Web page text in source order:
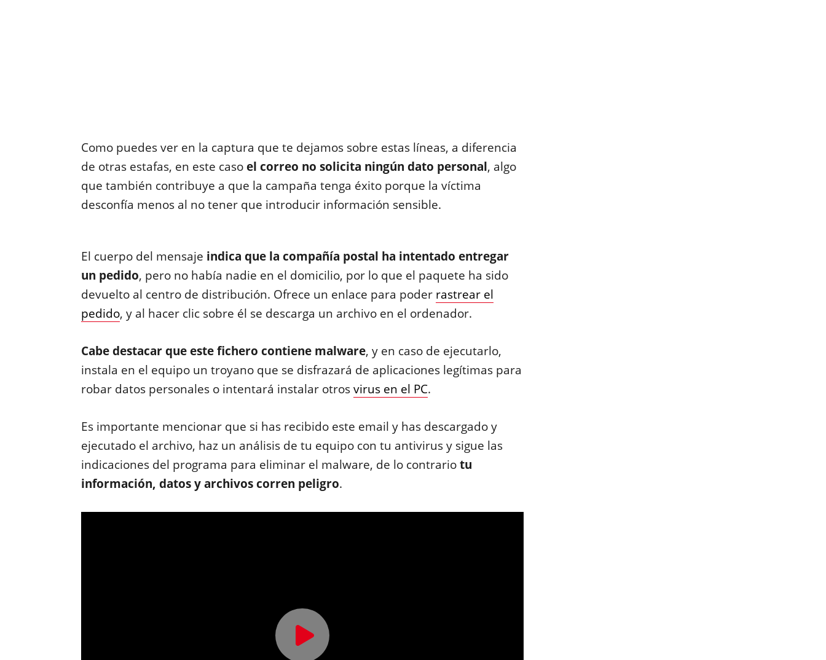
Como puedes ver en la captura que te dejamos sobre estas líneas, a diferencia
de otras estafas, en este casoel correo no solicita ningún dato personal, algo
que también contribuye a que la campaña tenga éxito porque la víctima
desconfía menos al no tener que introducir información sensible.
El cuerpo del mensaje indica que la compañía postal ha intentado entregar
un pedido, pero no había nadie en el domicilio, por lo que el paquete ha sido
devuelto al centro de distribución. Ofrece un enlace para poder rastrear el
pedido, y al hacer clic sobre él se descarga un archivo en el ordenador.
Cabe destacar que este fichero contiene malware, y en caso de ejecutarlo,
instala en el equipo un troyano que se disfrazará de aplicaciones legítimas para
robar datos personales o intentará instalar otrosvirus en el PC.
Es importante mencionar que si has recibido este email y has descargado y
ejecutado el archivo, haz un análisis de tu equipo con tu antivirus y sigue las
indicaciones del programa para eliminar el malware, de lo contrariotu
información, datos y archivos corren peligro.